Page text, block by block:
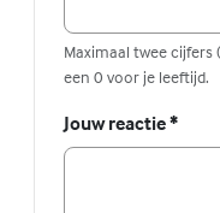
Maximaal twee cijfers
een 0 voor je leeftijd.
Jouw reactie*